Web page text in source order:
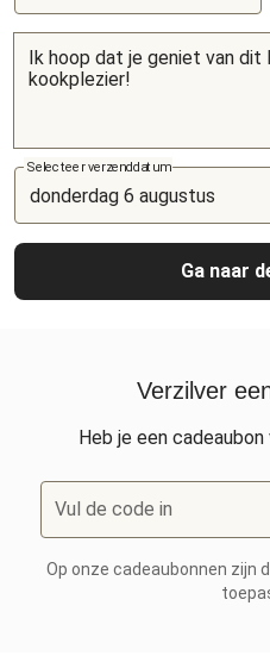
Selecteer verzenddatum
Ga naar
Verzilver
Heb je een
Vul de code in
Op onze cadeaubonnen zijn